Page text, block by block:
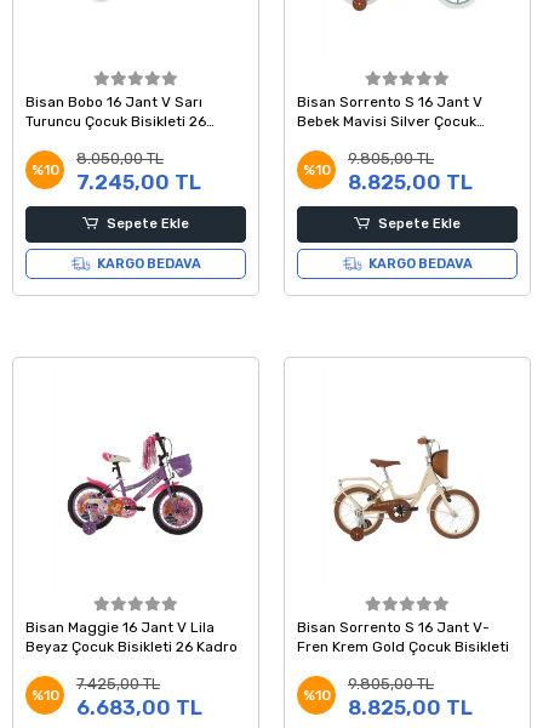
Bisan Bobo 16 Jant V Sarı
Turuncu Çocuk Bisikleti 26
%10
8.050,00 TL
7.245,00 TL
Sepete Ekle
KARGO BEDAVA
Bisan Sorrento S 16 Jant V
Bebek Mavisi Silver Çocuk
%10
9.805,00 TL
8.825,00 TL
Sepete Ekle
KARGO BEDAVA
Bisan Maggie 16 Jant V Lila
Beyaz Çocuk Bisikleti 26 Kadro
%10
7.425,00 TL
6.683,00 TL
Bisan Sorrento S 16 Jant V-
Fren Krem Gold Çocuk Bisikleti
%10
9.805,00 TL
8.825,00 TL